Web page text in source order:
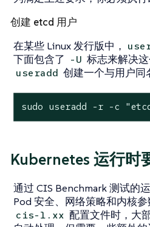
创建 etcd 用户
在某些 Linux 发行版中，
下面包含了 -U 标志来解决
useradd 创建一个与用户同
sudo useradd -r -c
Kubernetes 运行时
通过 CIS Benchmark 测试的
Pod 安全、网络策略和内核
cis-1.xx 配置文件时，大